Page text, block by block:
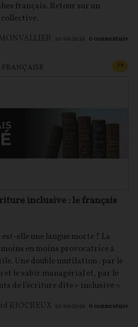
français. Retour sur un
collective.
10/06/2026 0 commentaire
FP
inclusive : le français
elle une langue morte ? La
en moins provocatrice à
Une double mutilation : par le
et le sabir managérial et, par le
de l’écriture dite « inclusive ».
RIOCREUX 10/06/2026 0 commentaire